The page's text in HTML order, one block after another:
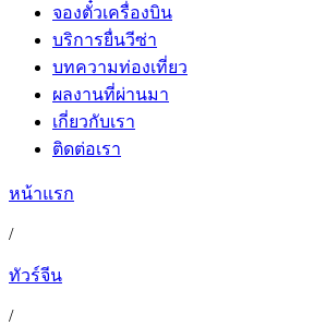
จองตั๋วเครื่องบิน
บริการยื่นวีซ่า
บทความท่องเที่ยว
ผลงานที่ผ่านมา
เกี่ยวกับเรา
ติดต่อเรา
หน้าแรก
/
ทัวร์จีน
/